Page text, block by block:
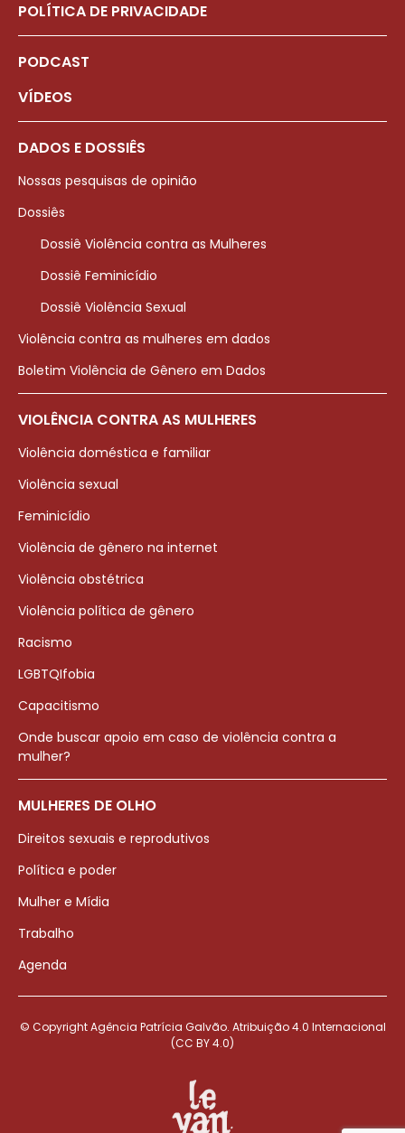
POLÍTICA DE PRIVACIDADE
PODCAST
VÍDEOS
DADOS E DOSSIÊS
Nossas pesquisas de opinião
Dossiês
Dossiê Violência contra as Mulheres
Dossiê Feminicídio
Dossiê Violência Sexual
Violência contra as mulheres em dados
Boletim Violência de Gênero em Dados
VIOLÊNCIA CONTRA AS MULHERES
Violência doméstica e familiar
Violência sexual
Feminicídio
Violência de gênero na internet
Violência obstétrica
Violência política de gênero
Racismo
LGBTQIfobia
Capacitismo
Onde buscar apoio em caso de violência contra a
mulher?
MULHERES DE OLHO
Direitos sexuais e reprodutivos
Política e poder
Mulher e Mídia
Trabalho
Agenda
© Copyright Agência Patrícia Galvão. Atribuição 4.0 Internacional
(CC BY 4.0)